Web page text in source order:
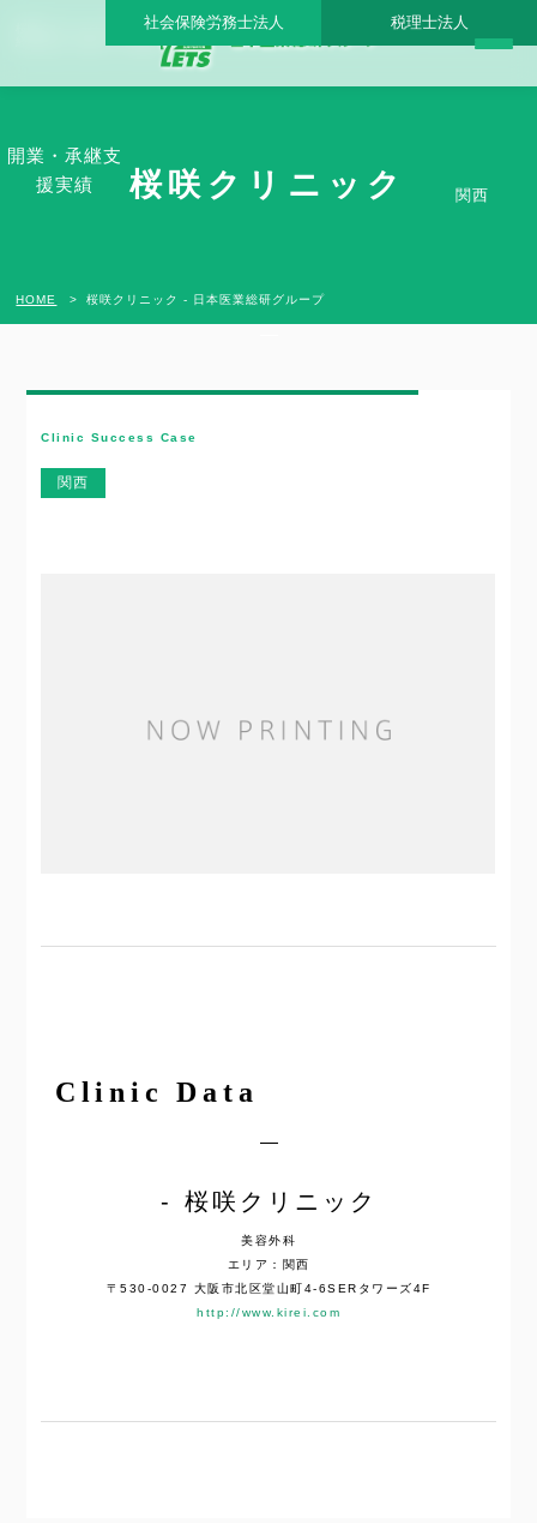
桜咲クリニック - 日本医業総研グループ |日本医業総研｜医院開業・承継・クリニック
社会保険労務士法人 税理士法人
開業・承継支
援実績
桜咲クリニック 関西
HOME 桜咲クリニック - 日本医業総研グループ
Clinic Success Case
関西
Clinic Data
桜咲クリニック
美容外科
エリア：関西
〒530-0027 大阪市北区堂山町4-6SERタワーズ4F
http://www.kirei.com